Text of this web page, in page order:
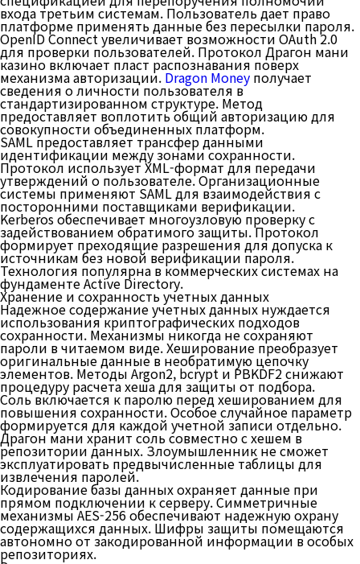
входа третьим системам. Пользователь дает право
платформе применять данные без пересылки пароля.
OpenID Connect увеличивает возможности OAuth 2.0
для проверки пользователей. Протокол Драгон мани
казино включает пласт распознавания поверх
механизма авторизации. Dragon Money получает
сведения о личности пользователя в
стандартизированном структуре. Метод
предоставляет воплотить общий авторизацию для
совокупности объединенных платформ.
SAML предоставляет трансфер данными
идентификации между зонами сохранности.
Протокол использует XML-формат для передачи
утверждений о пользователе. Организационные
системы применяют SAML для взаимодействия с
посторонними поставщиками верификации.
Kerberos обеспечивает многоузловую проверку с
задействованием обратимого защиты. Протокол
формирует преходящие разрешения для допуска к
источникам без новой верификации пароля.
Технология популярна в коммерческих системах на
фундаменте Active Directory.
Хранение и сохранность учетных данных
Надежное содержание учетных данных нуждается
использования криптографических подходов
сохранности. Механизмы никогда не сохраняют
пароли в читаемом виде. Хеширование преобразует
оригинальные данные в необратимую цепочку
элементов. Методы Argon2, bcrypt и PBKDF2 снижают
процедуру расчета хеша для защиты от подбора.
Соль включается к паролю перед хешированием для
повышения сохранности. Особое случайное параметр
формируется для каждой учетной записи отдельно.
Драгон мани хранит соль совместно с хешем в
репозитории данных. Злоумышленник не сможет
эксплуатировать предвычисленные таблицы для
извлечения паролей.
Кодирование базы данных охраняет данные при
прямом подключении к серверу. Симметричные
механизмы AES-256 обеспечивают надежную охрану
содержащихся данных. Шифры защиты помещаются
автономно от закодированной информации в особых
репозиториях.